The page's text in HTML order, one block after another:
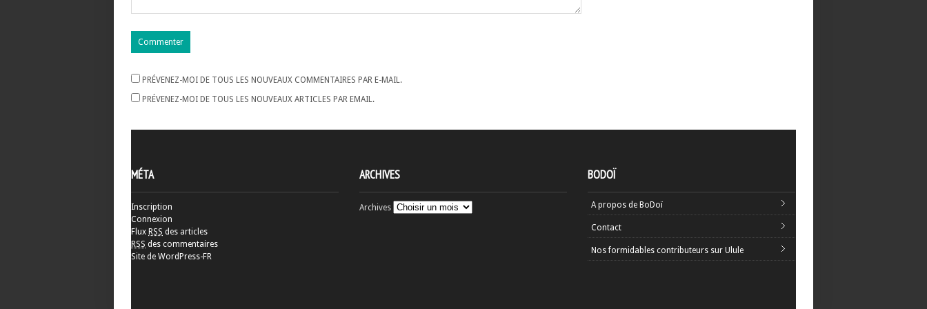
PRÉVENEZ-MOI DE TOUS LES NOUVEAUX COMMENTAIRES PAR E-MAIL.
PRÉVENEZ-MOI DE TOUS LES NOUVEAUX ARTICLES PAR EMAIL.
MÉTA
Inscription
Connexion
Flux RSS des articles
RSS des commentaires
Site de WordPress-FR
ARCHIVES
Archives
BODOÏ
A propos de BoDoï
Contact
Nos formidables contributeurs sur Ulule